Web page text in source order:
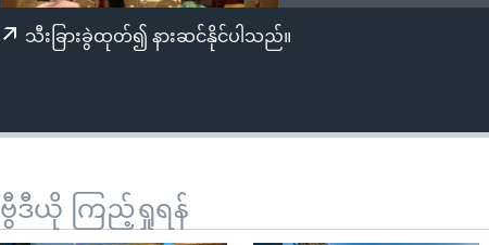
သီးခြားခွဲထုတ်၍ နားဆင်နိုင်ပါသည်။
ဗွီဒီယို ကြည့်ရှုရန်